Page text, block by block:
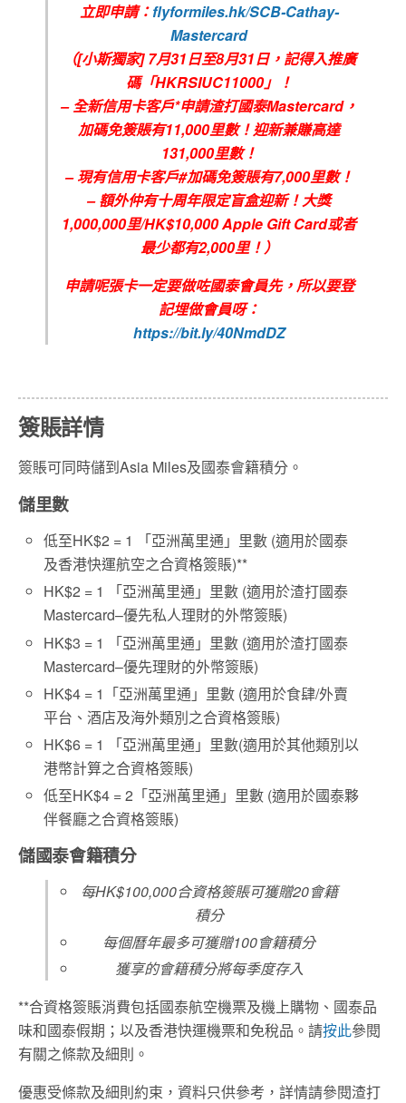
立即申請：flyformiles.hk/SCB-Cathay-
Mastercard
（[小斯獨家] 7月31日至8月31日，記得入推廣
碼「HKRSIUC11000」！
– 全新信用卡客戶*申請渣打國泰Mastercard，
加碼免簽賬有11,000里數！迎新兼賺高達
131,000里數！
– 現有信用卡客戶#加碼免簽賬有7,000里數！
– 額外仲有十周年限定盲盒迎新！大獎
1,000,000里/HK$10,000 Apple Gift Card或者
最少都有2,000里！）
申請呢張卡一定要做咗國泰會員先，所以要登
記埋做會員呀：
https://bit.ly/40NmdDZ
簽賬詳情
簽賬可同時儲到Asia Miles及國泰會籍積分。
儲里數
低至HK$2 = 1 「亞洲萬里通」里數 (適用於國泰
及香港快運航空之合資格簽賬)**
HK$2 = 1 「亞洲萬里通」里數 (適用於渣打國泰
Mastercard–優先私人理財的外幣簽賬)
HK$3 = 1 「亞洲萬里通」里數 (適用於渣打國泰
Mastercard–優先理財的外幣簽賬)
HK$4 = 1「亞洲萬里通」里數 (適用於食肆/外賣
平台、酒店及海外類別之合資格簽賬)
HK$6 = 1 「亞洲萬里通」里數(適用於其他類別以
港幣計算之合資格簽賬)
低至HK$4 = 2「亞洲萬里通」里數 (適用‏‏‏‏於國泰夥
伴餐廳之合資格簽賬)
儲國泰會籍積分
每HK$100,000合資格簽賬可獲贈20會籍
積分
每個曆年最多可獲贈100會籍積分
獲享的會籍積分將每季度存入
**合資格簽賬消費包括國泰航空機票及機上購物、國泰品
味和國泰假期；以及香港快運機票和免稅品。請按此參閱
有關之條款及細則。
優惠受條款及細則約束，資料只供參考，詳情請參閱渣打